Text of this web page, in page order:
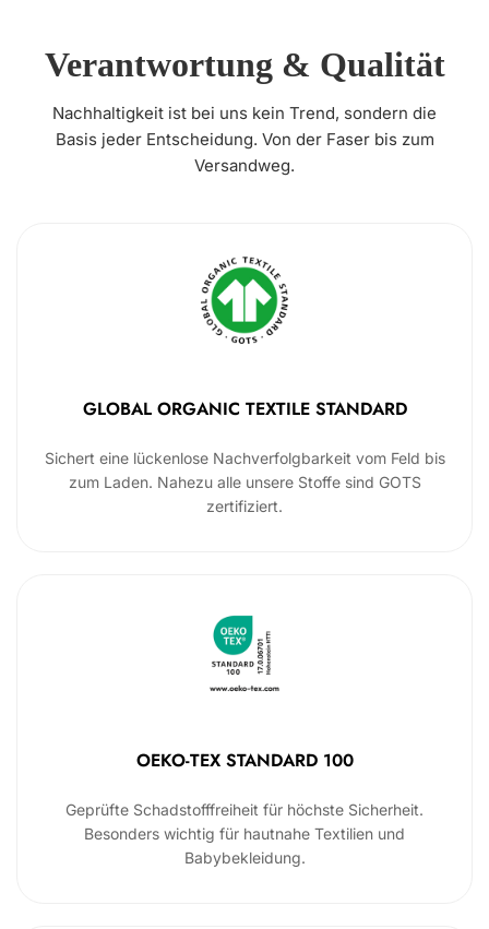
Verantwortung & Qualität
Nachhaltigkeit ist bei uns kein Trend, sondern die
Basis jeder Entscheidung. Von der Faser bis zum
Versandweg.
GLOBAL ORGANIC TEXTILE STANDARD
Sichert eine lückenlose Nachverfolgbarkeit vom Feld bis
zum Laden. Nahezu alle unsere Stoffe sind GOTS
zertifiziert.
OEKO-TEX STANDARD 100
Geprüfte Schadstofffreiheit für höchste Sicherheit.
Besonders wichtig für hautnahe Textilien und
Babybekleidung.